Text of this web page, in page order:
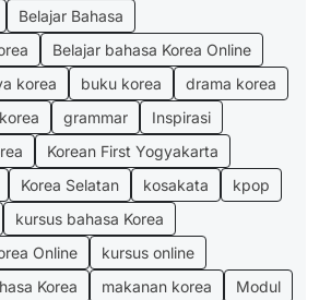
Belajar Bahasa
Belajar bahasa Korea Online
korea buku korea
drama korea
grammar
Inspirasi
Korean First Yogyakarta
Korea Selatan kosakata
kpop
kursus bahasa Korea
Online
kursus online
Korea
makanan korea
Modul